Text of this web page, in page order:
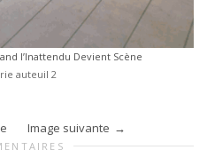
l’Inattendu Devient Scène
auteuil 2
Image suivante